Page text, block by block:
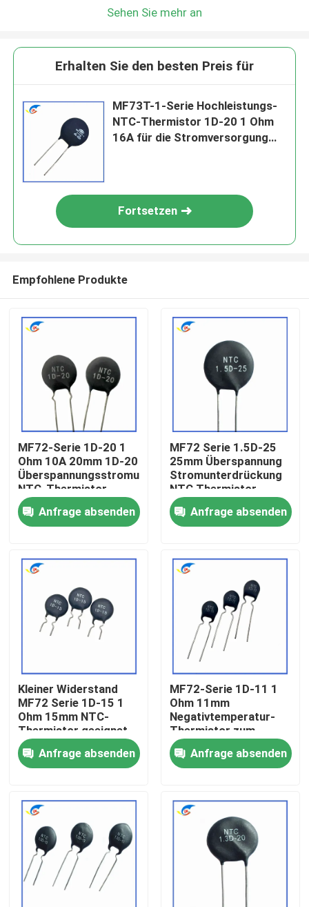
Zu Hause
Videos
Über uns
Qualitätskontrolle
Kontakt mit uns
Neuigkeiten
Rechtssachen
Sehen Sie mehr an
Erhalten Sie den besten Preis für
MF73T-1-Serie Hochleistungs-
NTC-Thermistor 1D-20 1 Ohm
16A für die Stromversorgung
Fortsetzen
Empfohlene Produkte
MF72-Serie 1D-20 1
Ohm 10A 20mm 1D-20
Überspannungsstromunterdrückung
NTC-Thermistor
geeignet für
Hochleistungs-
Stromversorgung
Anfrage absenden
MF72 Serie 1.5D-25
25mm Überspannung
Stromunterdrückung
NTC Thermistor
geeignet zum
Wechseln der
Stromversorgung
Anfrage absenden
Kleiner Widerstand
MF72 Serie 1D-15 1
Ohm 15mm NTC-
Thermistor geeignet
zum Schalten von
Stromadapter
Anfrage absenden
MF72-Serie 1D-11 1
Ohm 11mm
Negativtemperatur-
Thermistor zum
Wechseln von
Stromversorgungen
Anfrage absenden